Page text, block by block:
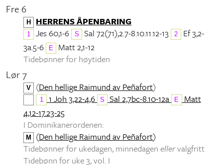
Fre 6
H HERRENS ÅPENBARING
1 Jes 60,1-6 S Sal 72(71),2.7-8.10.11.12-13 2
Ef 3,2-
3a.5-6
E
Matt 2,1-12
Tidebønner for høytiden
Lør 7
V (Den hellige Raimund av Peñafort)
1 1 Joh 3,22-4,6 S Sal 2,7bc-8.10-12a E Matt
4,12-17.23-25
I Dominikanerordenen:
M (Den hellige Raimund av Peñafort)
Tidebønner for ukedagen, minnedagen ellervalgfritt
Tidebønn for uke 3, vol. I